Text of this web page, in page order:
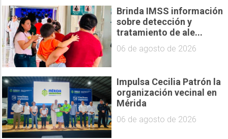
Brinda IMSS información
sobre detección y
tratamiento de ale...
06 de agosto de 2026
Impulsa Cecilia Patrón la
organización vecinal en
Mérida
06 de agosto de 2026